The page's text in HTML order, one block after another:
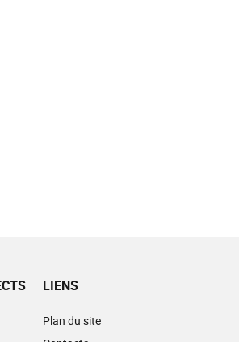
LIENS
Plan du site